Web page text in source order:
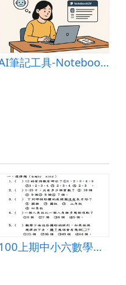
AI筆記工具-NotebookLM應用初體驗
100上期中小六數學試卷